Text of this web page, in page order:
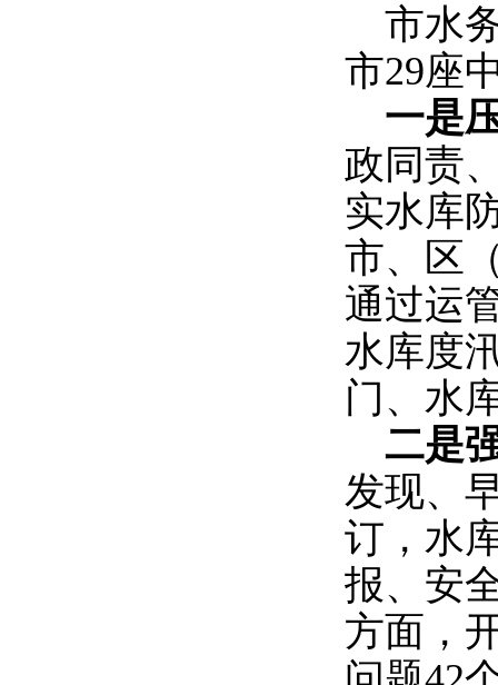
市水
市29座
一是
政同责
实水库
市、区
通过运
水库度
门、水
二是
发现、
订，水
报、安
方面，